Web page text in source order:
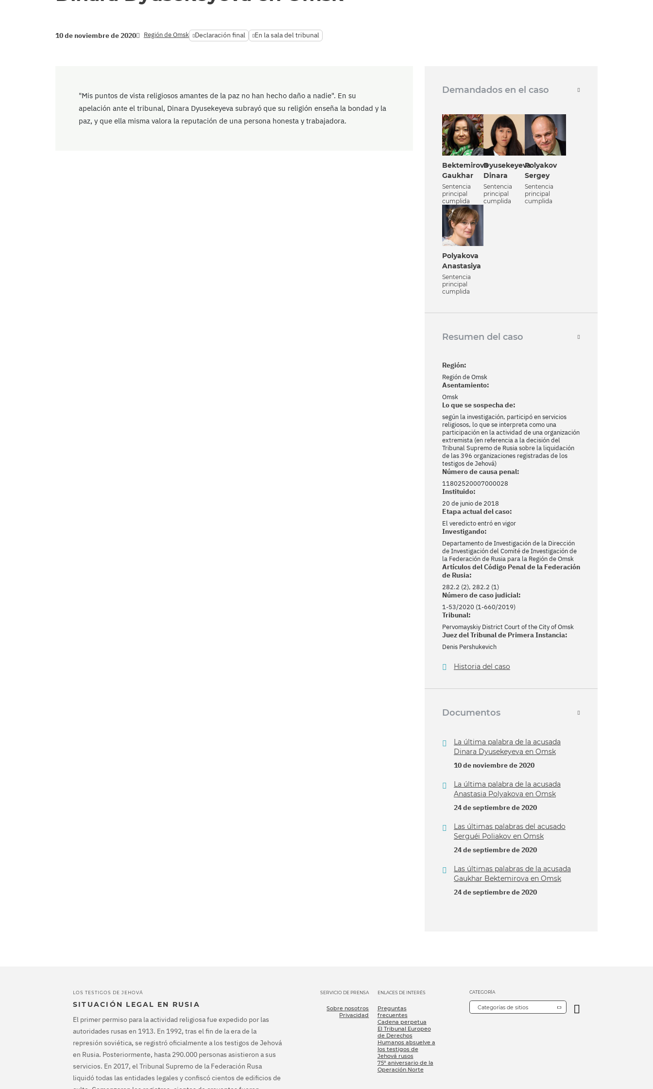
10 de noviembre de 2020 Región de Omsk Declaración final En la sala del tribunal
"Mis puntos de vista religiosos amantes de la paz no han hecho daño a nadie". En su
apelación ante el tribunal, Dinara Dyusekeyeva subrayó que su religión enseña la bondad y la
paz, y que ella misma valora la reputación de una persona honesta y trabajadora.
Demandados en el caso
Bektemirova
Gaukhar
Sentencia
principal
cumplida
Dyusekeyeva
Dinara
Sentencia
principal
cumplida
Polyakov
Sergey
Sentencia
principal
cumplida
Polyakova
Anastasiya
Sentencia
principal
cumplida
Resumen del caso
Región:
Región de Omsk
Asentamiento:
Omsk
Lo que se sospecha de:
según la investigación, participó en servicios
religiosos, lo que se interpreta como una
participación en la actividad de una organización
extremista (en referencia a la decisión del
Tribunal Supremo de Rusia sobre la liquidación
de las 396 organizaciones registradas de los
testigos de Jehová)
Número de causa penal:
11802520007000028
Instituido:
20 de junio de 2018
Etapa actual del caso:
El veredicto entró en vigor
Investigando:
Departamento de Investigación de la Dirección
de Investigación del Comité de Investigación de
la Federación de Rusia para la Región de Omsk
Artículos del Código Penal de la Federación
de Rusia:
282.2 (2), 282.2 (1)
Número de caso judicial:
1-53/2020 (1-660/2019)
Tribunal:
Pervomayskiy District Court of the City of Omsk
Juez del Tribunal de Primera Instancia:
Denis Pershukevich
Historia del caso
Documentos
La última palabra de la acusada
Dinara Dyusekeyeva en Omsk
10 de noviembre de 2020
La última palabra de la acusada
Anastasia Polyakova en Omsk
24 de septiembre de 2020
Las últimas palabras del acusado
Serguéi Poliakov en Omsk
24 de septiembre de 2020
Las últimas palabras de la acusada
Gaukhar Bektemirova en Omsk
24 de septiembre de 2020
LOS TESTIGOS DE JEHOVÁ
SITUACIÓN LEGAL EN RUSIA
El primer permiso para la actividad religiosa fue expedido por las
autoridades rusas en 1913. En 1992, tras el fin de la era de la
represión soviética, se registró oficialmente a los testigos de Jehová
en Rusia. Posteriormente, hasta 290.000 personas asistieron a sus
servicios. En 2017, el Tribunal Supremo de la Federación Rusa
liquidó todas las entidades legales y confiscó cientos de edificios de
SERVICIO DE PRENSA
Sobre nosotros
Privacidad
ENLACES DE INTERÉS
Preguntas
frecuentes
Cadena perpetua
El Tribunal Europeo
de Derechos
Humanos absuelve a
los testigos de
Jehová rusos
75º aniversario de la
Operación Norte
CATEGORÍA
Categorías de sitios